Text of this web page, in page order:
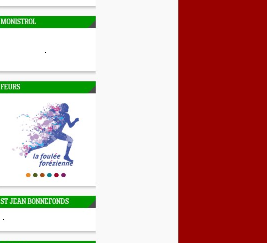
MONISTROL
FEURS
ST JEAN BONNEFONDS